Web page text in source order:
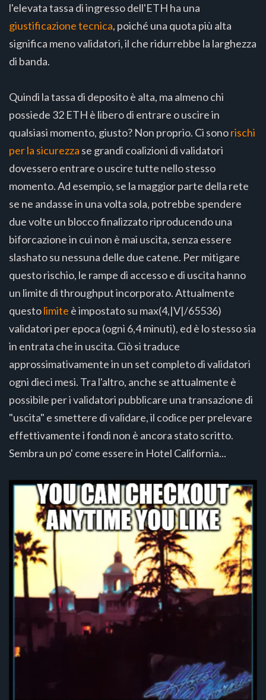
l'elevata tassa di ingresso dell'ETH ha una
giustificazione tecnica, poiché una quota più alta
significa meno validatori, il che ridurrebbe la larghezza
di banda.
Quindi la tassa di deposito è alta, ma almeno chi
possiede 32 ETH è libero di entrare o uscire in
qualsiasi momento, giusto? Non proprio. Ci sonorischi
per la sicurezza se grandi coalizioni di validatori
dovessero entrare o uscire tutte nello stesso
momento. Ad esempio, se la maggior parte della rete
se ne andasse in una volta sola, potrebbe spendere
due volte un blocco finalizzato riproducendo una
biforcazione in cui non è mai uscita, senza essere
slashato su nessuna delle due catene. Per mitigare
questo rischio, le rampe di accesso e di uscita hanno
un limite di throughput incorporato. Attualmente
questolimite è impostato su max(4,|V|/65536)
validatori per epoca (ogni 6,4 minuti), ed è lo stesso sia
in entrata che in uscita. Ciò si traduce
approssimativamente in un set completo di validatori
ogni dieci mesi. Tra l'altro, anche se attualmente è
possibile per i validatori pubblicare una transazione di
"uscita" e smettere di validare, il codice per prelevare
effettivamente i fondi non è ancora stato scritto.
Sembra un po' come essere in Hotel California...